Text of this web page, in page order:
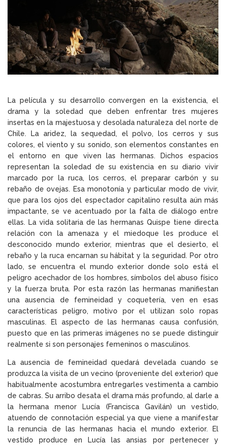
La película y su desarrollo convergen en la existencia, el
drama y la soledad que deben enfrentar tres mujeres
insertas en la majestuosa y desolada naturaleza del norte de
Chile. La aridez, la sequedad, el polvo, los cerros y sus
colores, el viento y su sonido, son elementos constantes en
el entorno en que viven las hermanas. Dichos espacios
representan la soledad de su existencia en su diario vivir
marcado por la ruca, los cerros, el preparar carbón y su
rebaño de ovejas. Esa monotonía y particular modo de vivir,
que para los ojos del espectador capitalino resulta aún más
impactante, se ve acentuado por la falta de diálogo entre
ellas. La vida solitaria de las hermanas Quispe tiene directa
relación con la amenaza y el miedoque les produce el
desconocido mundo exterior, mientras que el desierto, el
rebaño y la ruca encarnan su hábitat y la seguridad. Por otro
lado, se encuentra el mundo exterior donde solo está el
peligro acechador de los hombres, símbolos del abuso físico
y la fuerza bruta. Por esta razón las hermanas manifiestan
una ausencia de femineidad y coquetería, ven en esas
características peligro, motivo por el utilizan solo ropas
masculinas. El aspecto de las hermanas causa confusión,
puesto que en las primeras imágenes no se puede distinguir
realmente si son personajes femeninos o masculinos.
La ausencia de femineidad quedará develada cuando se
produzca la visita de un vecino (proveniente del exterior) que
habitualmente acostumbra entregarles vestimenta a cambio
de cabras. Su arribo desata el drama más profundo, al darle a
la hermana menor Lucía (Francisca Gavilán) un vestido,
atuendo de connotación especial ya que viene a manifestar
la renuncia de las hermanas hacia el mundo exterior. El
vestido produce en Lucía las ansias por pertenecer y